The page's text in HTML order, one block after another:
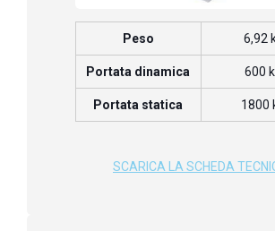
Peso 6,92
Portata dinamica 600
Portata statica 1800
SCARICA LA SCHEDA